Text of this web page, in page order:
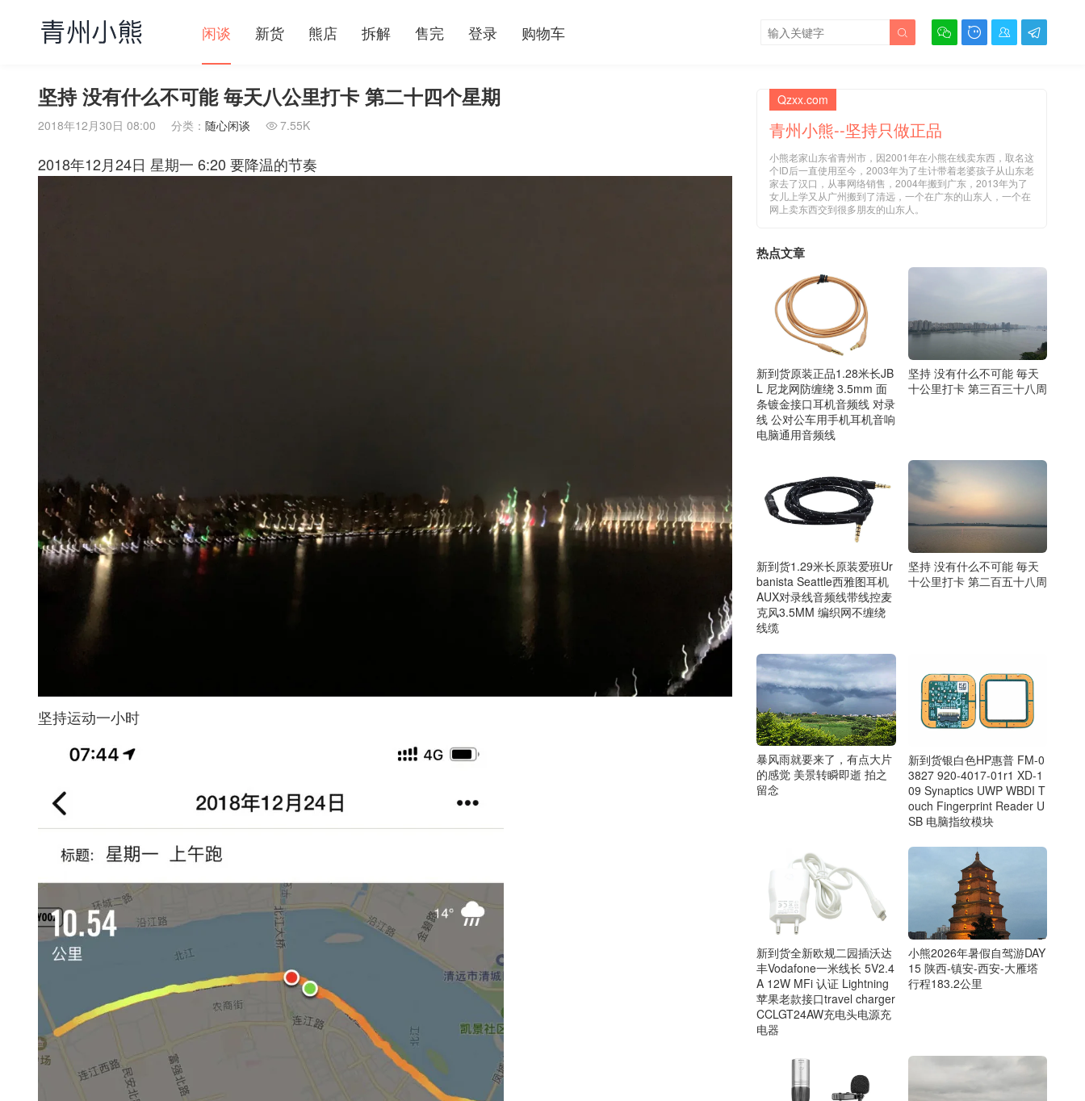
闲谈 新货 熊店 拆解 售完 登录 购物车    

坚持 没有什么不可能 毎天八公里打卡 第二十四个星期
2018年12月30日 08:00 分类： 随心闲谈  7.55K
2018年12月24日 星期一 6:20 要降温的节奏
坚持运动一小时
Qzxx.com
青州小熊--坚持只做正品
小熊老家山东省青州市，因2001年在小熊在线卖东西，取名这
个ID后一直使用至今，2003年为了生计带着老婆孩子从山东老
家去了汉口，从事网络销售，2004年搬到广东，2013年为了
女儿上学又从广州搬到了清远，一个在广东的山东人，一个在
网上卖东西交到很多朋友的山东人。
热点文章
新到货原装正品1.28米长JB
L 尼龙网防缠绕 3.5mm 面
条镀金接口耳机音频线 对录
线 公对公车用手机耳机音响
电脑通用音频线
坚持 没有什么不可能 毎天
十公里打卡 第三百三十八周
新到货1.29米长原装爱班Ur
banista Seattle西雅图耳机
AUX对录线音频线带线控麦
克风3.5MM 编织网不缠绕
线缆
坚持 没有什么不可能 毎天
十公里打卡 第二百五十八周
暴风雨就要来了，有点大片
的感觉 美景转瞬即逝 拍之
留念
新到货银白色HP惠普 FM-0
3827 920-4017-01r1 XD-1
09 Synaptics UWP WBDI T
ouch Fingerprint Reader U
SB 电脑指纹模块
新到货全新欧规二园插沃达
丰Vodafone一米线长 5V2.4
A 12W MFi 认证 Lightning
苹果老款接口travel charger
CCLGT24AW充电头电源充
电器
小熊2026年暑假自驾游DAY
15 陕西-镇安-西安-大雁塔
行程183.2公里